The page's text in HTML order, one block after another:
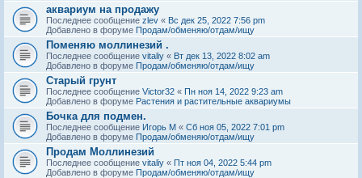
аквариум на продажу
Последнее сообщение zlev « Вс дек 25, 2022 7:56 pm
Добавлено в форуме Продам/обменяю/отдам/ищу
Поменяю моллинезий .
Последнее сообщение vitaliy « Вт дек 13, 2022 8:02 am
Добавлено в форуме Продам/обменяю/отдам/ищу
Старый грунт
Последнее сообщение Victor32 « Пн ноя 14, 2022 9:23 am
Добавлено в форуме Растения и растительные аквариумы
Бочка для подмен.
Последнее сообщение Игорь М « Сб ноя 05, 2022 7:01 pm
Добавлено в форуме Продам/обменяю/отдам/ищу
Продам Моллинезий
Последнее сообщение vitaliy « Пт ноя 04, 2022 5:44 pm
Добавлено в форуме Продам/обменяю/отдам/ищу